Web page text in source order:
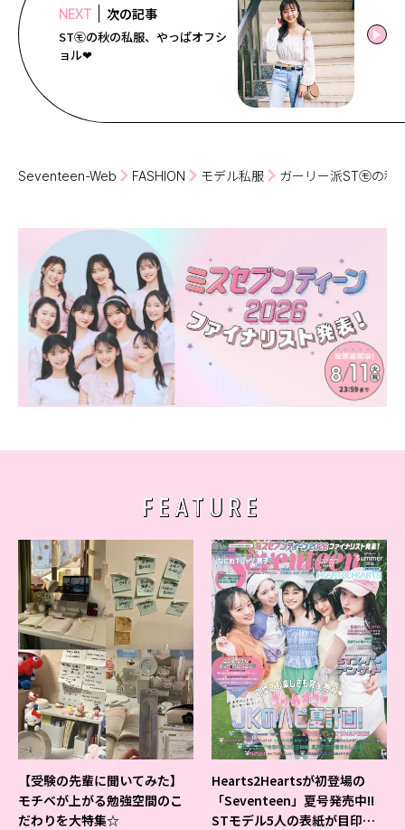
NEXT 次の記事
ST㋲の秋の私服、やっぱオフシ
ョル❤
Seventeen-Web FASHION モデル私服 ガーリー派ST㋲の私
FEATURE
【受験の先輩に聞いてみた】
モチベが上がる勉強空間のこ
だわりを大特集☆
Hearts2Heartsが初登場の
「Seventeen」夏号発売中!!
STモデル5人の表紙が目印だ